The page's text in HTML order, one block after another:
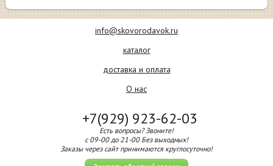
info@skovorodavok.ru
каталог
доставка и оплата
О нас
+7(929) 923-62-03
Есть вопросы? Звоните!
с 09-00 до 21-00 Без выходных!
Заказы через сайт принимаются круглосуточно!